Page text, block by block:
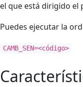
el que está dirigido el
Puedes ejecutar la
CAMB_SEN=<código>